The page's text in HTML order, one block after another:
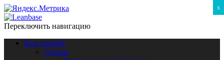
Переключить навигацию
База знаний
Статьи
x